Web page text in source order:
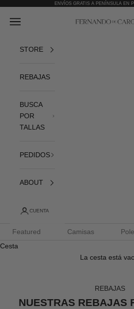
ENVÍOS GRATIS A PENÍNSULA EN
Fernando de
Abrir menú de navegación
STORE
REBAJAS
BUSCA
POR
TALLAS
PEDIDOS
ABOUT
CUENTA
Featured Camisas
Cesta
La cesta está
REBAJAS
NUESTRAS REBAJAS